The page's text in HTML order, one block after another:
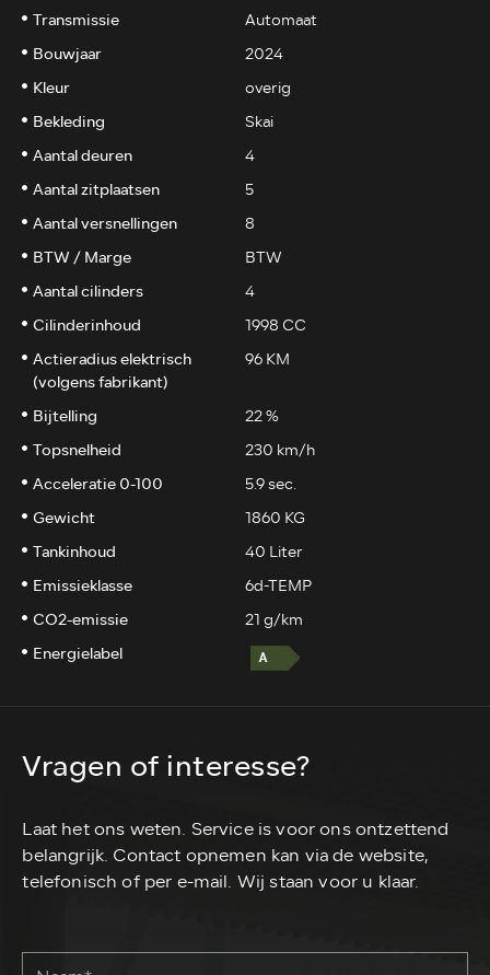
Transmissie
Automaat
Bouwjaar
2024
Kleur
overig
Bekleding
Skai
Aantal deuren
4
Aantal zitplaatsen
5
Aantal versnellingen
8
BTW / Marge
BTW
Aantal cilinders
4
Cilinderinhoud
1998 CC
Actieradius elektrisch
(volgens fabrikant)
96 KM
Bijtelling
22 %
Topsnelheid
230 km/h
Acceleratie 0-100
5.9 sec.
Gewicht
1860 KG
Tankinhoud
40 Liter
Emissieklasse
6d-TEMP
CO2-emissie
21 g/km
Energielabel
Vragen of interesse?
Laat het ons weten. Service is voor ons ontzettend
belangrijk. Contact opnemen kan via de website,
telefonisch of per e-mail. Wij staan voor u klaar.